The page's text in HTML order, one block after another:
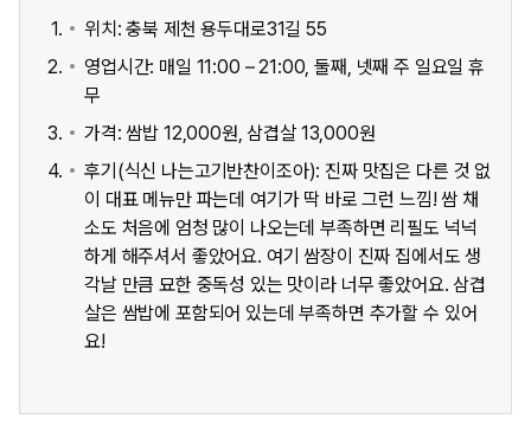
위치: 충북 제천 용두대로31길 55 ​
영업시간: 매일 11:00 – 21:00, 둘째, 넷째 주 일요일 휴
무
가격: 쌈밥 12,000원, 삼겹살 13,000원
후기(식신 나는고기반찬이조아): 진짜 맛집은 다른 것 없
이 대표 메뉴만 파는데 여기가 딱 바로 그런 느낌! 쌈 채
소도 처음에 엄청 많이 나오는데 부족하면 리필도 넉넉
하게 해주셔서 좋았어요. 여기 쌈장이 진짜 집에서도 생
각날 만큼 묘한 중독성 있는 맛이라 너무 좋았어요. 삼겹
살은 쌈밥에 포함되어 있는데 부족하면 추가할 수 있어
요!